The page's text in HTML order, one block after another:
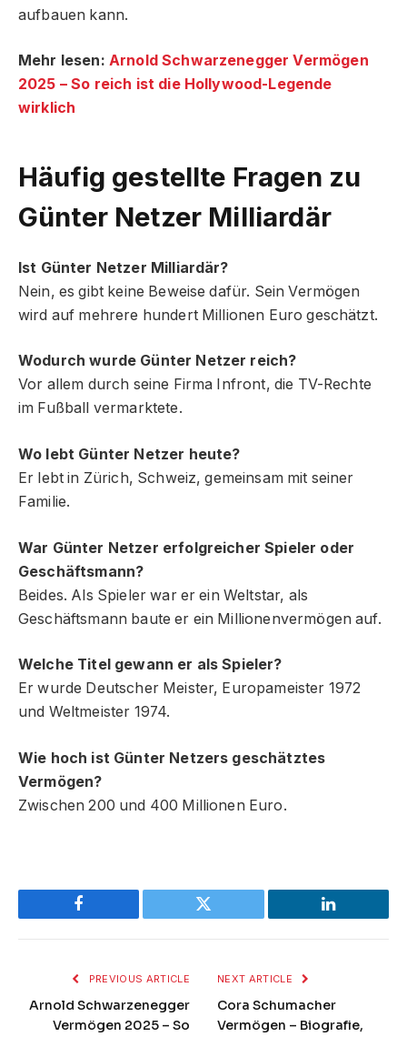
aufbauen kann.
Mehr lesen: Arnold Schwarzenegger Vermögen
2025 – So reich ist die Hollywood-Legende
wirklich
Häufig gestellte Fragen zu
Günter Netzer Milliardär
Ist Günter Netzer Milliardär?
Nein, es gibt keine Beweise dafür. Sein Vermögen
wird auf mehrere hundert Millionen Euro geschätzt.
Wodurch wurde Günter Netzer reich?
Vor allem durch seine Firma Infront, die TV-Rechte
im Fußball vermarktete.
Wo lebt Günter Netzer heute?
Er lebt in Zürich, Schweiz, gemeinsam mit seiner
Familie.
War Günter Netzer erfolgreicher Spieler oder
Geschäftsmann?
Beides. Als Spieler war er ein Weltstar, als
Geschäftsmann baute er ein Millionenvermögen auf.
Welche Titel gewann er als Spieler?
Er wurde Deutscher Meister, Europameister 1972
und Weltmeister 1974.
Wie hoch ist Günter Netzers geschätztes
Vermögen?
Zwischen 200 und 400 Millionen Euro.
Facebook Twitter LinkedIn
PREVIOUS ARTICLE
Arnold Schwarzenegger
Vermögen 2025 – So
NEXT ARTICLE
Cora Schumacher
Vermögen – Biografie,